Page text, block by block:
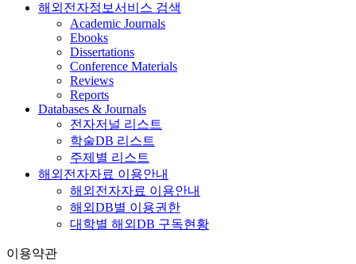
해외전자정보서비스 검색
Academic Journals
Ebooks
Dissertations
Conference Materials
Reviews
Reports
Databases & Journals
전자저널 리스트
학술DB 리스트
주제별 리스트
해외전자자료 이용안내
해외전자자료 이용안내
해외DB별 이용권한
대학별 해외DB 구독현황
이용약관